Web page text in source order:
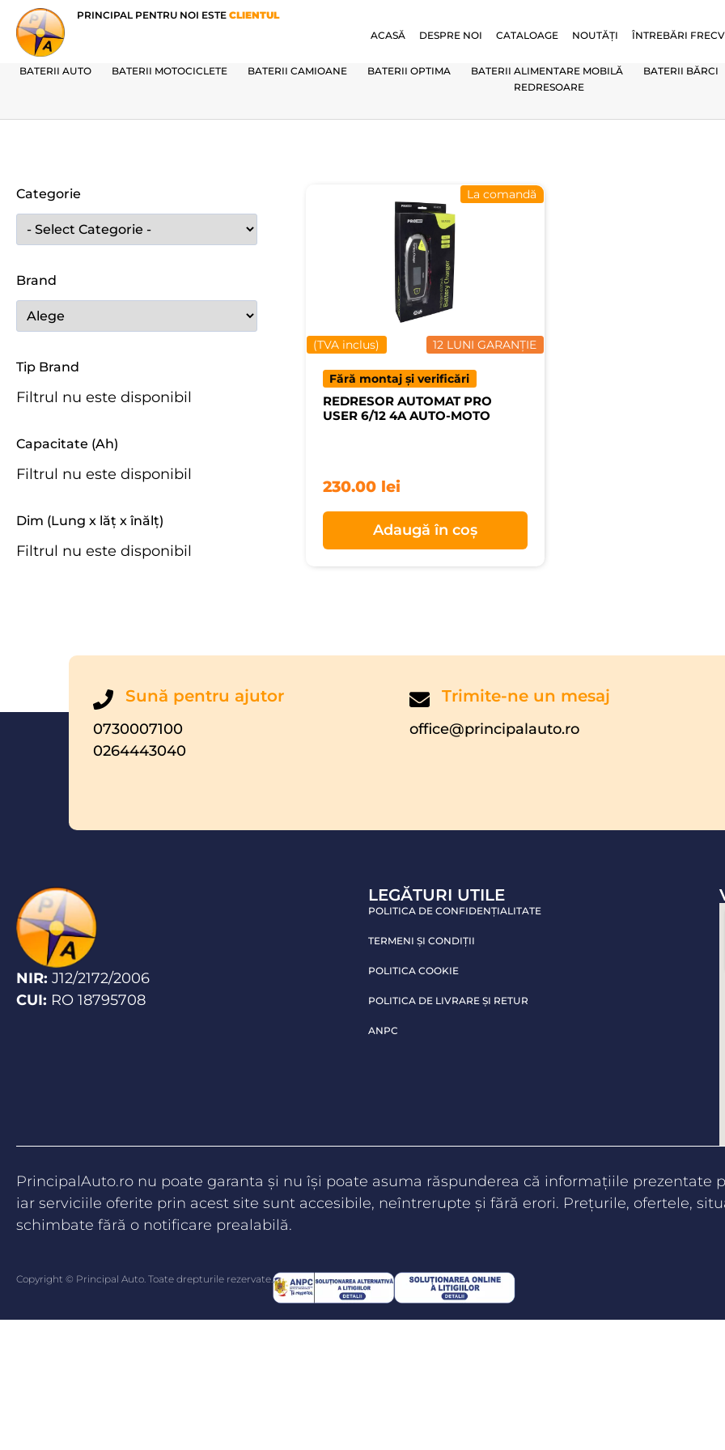
PRINCIPAL PENTRU NOI ESTE CLIENTUL
ACASĂ
DESPRE NOI CATALOAGE NOUTĂȚI ÎNTREBĂRI
BATERII AUTO BATERII MOTOCICLETE BATERII CAMIOANE BATERII OPTIMA BATERII ALIMENTARE MOBILĂ BATERII BĂRCI
REDRESOARE
Categorie
Brand
Tip Brand
Filtrul nu este disponibil
Capacitate (Ah)
Filtrul nu este disponibil
Dim (Lung x lăț x înălț)
Filtrul nu este disponibil
12 LUNI GARANȚIE
La comandă
(TVA inclus)
Fără montaj și verificări
REDRESOR AUTOMAT PRO
USER 6/12 4A AUTO-MOTO
230.00 lei
Adaugă în coș
Sună pentru ajutor
0730007100
0264443040
Trimite-ne un mesaj
office@principalauto.ro
NIR: J12/2172/2006
CUI: RO 18795708
LEGĂTURI UTILE
POLITICA DE CONFIDENŢIALITATE
TERMENI ŞI CONDIŢII
POLITICA COOKIE
POLITICA DE LIVRARE ŞI RETUR
ANPC
PrincipalAuto.ro nu poate garanta şi nu îşi poate asuma răspunderea că informaţiile prezentate
iar serviciile oferite prin acest site sunt accesibile, neîntrerupte şi fără erori. Preţurile, ofertele,
schimbate fără o notificare prealabilă.
Copyright © Principal Auto. Toate drepturile rezervate.